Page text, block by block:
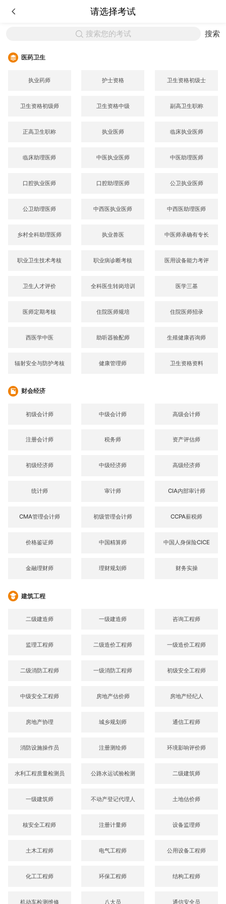
请选择考试
搜索您的考试 搜索
医药卫生
执业药师 护士资格 卫生资格初级士
卫生资格初级师 卫生资格中级 副高卫生职称
正高卫生职称 执业医师 临床执业医师
临床助理医师 中医执业医师 中医助理医师
口腔执业医师 口腔助理医师 公卫执业医师
公卫助理医师 中西医执业医师 中西医助理医师
乡村全科助理医师 执业兽医 中医师承确有专长
职业卫生技术考核 职业病诊断考核 医用设备能力考评
卫生人才评价 全科医生转岗培训 医学三基
医师定期考核 住院医师规培 住院医师招录
西医学中医 助听器验配师 生殖健康咨询师
辐射安全与防护考核 健康管理师 卫生资格资料
财会经济
初级会计师 中级会计师 高级会计师
注册会计师 税务师 资产评估师
初级经济师 中级经济师 高级经济师
统计师 审计师 CIA内部审计师
CMA管理会计师 初级管理会计师 CCPA薪税师
价格鉴证师 中国精算师 中国人身保险CICE
金融理财师 理财规划师 财务实操
建筑工程
二级建造师 一级建造师 咨询工程师
监理工程师 二级造价工程师 一级造价工程师
二级消防工程师 一级消防工程师 初级安全工程师
中级安全工程师 房地产估价师 房地产经纪人
房地产协理 城乡规划师 通信工程师
消防设施操作员 注册测绘师 环境影响评价师
水利工程质量检测员 公路水运试验检测 二级建筑师
一级建筑师 不动产登记代理人 土地估价师
核安全工程师 注册计量师 设备监理师
土木工程师 电气工程师 公用设备工程师
化工工程师 环保工程师 结构工程师
机动车检测维修 八大员 通信安全员